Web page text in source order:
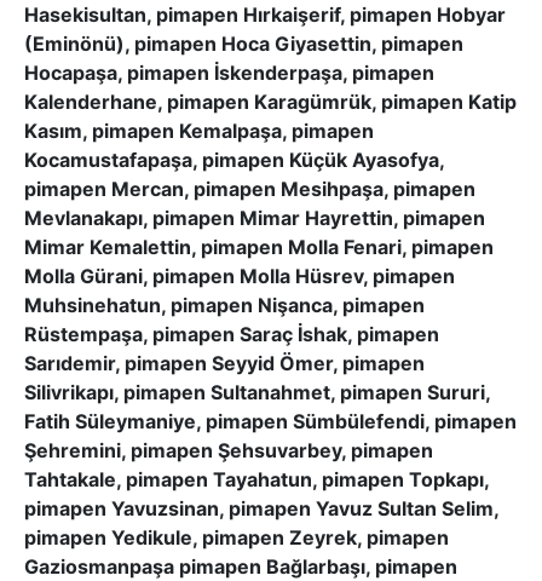
Hasekisultan, pimapen Hırkaişerif, pimapen Hobyar
(Eminönü), pimapen Hoca Giyasettin, pimapen
Hocapaşa, pimapen İskenderpaşa, pimapen
Kalenderhane, pimapen Karagümrük, pimapen Katip
Kasım, pimapen Kemalpaşa, pimapen
Kocamustafapaşa, pimapen Küçük Ayasofya,
pimapen Mercan, pimapen Mesihpaşa, pimapen
Mevlanakapı, pimapen Mimar Hayrettin, pimapen
Mimar Kemalettin, pimapen Molla Fenari, pimapen
Molla Gürani, pimapen Molla Hüsrev, pimapen
Muhsinehatun, pimapen Nişanca, pimapen
Rüstempaşa, pimapen Saraç İshak, pimapen
Sarıdemir, pimapen Seyyid Ömer, pimapen
Silivrikapı, pimapen Sultanahmet, pimapen Sururi,
Fatih Süleymaniye, pimapen Sümbülefendi, pimapen
Şehremini, pimapen Şehsuvarbey, pimapen
Tahtakale, pimapen Tayahatun, pimapen Topkapı,
pimapen Yavuzsinan, pimapen Yavuz Sultan Selim,
pimapen Yedikule, pimapen Zeyrek, pimapen
Gaziosmanpaşa pimapen Bağlarbaşı, pimapen